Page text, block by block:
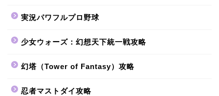
実況パワフルプロ野球
少女ウォーズ：幻想天下統一戦攻略
幻塔（Tower of Fantasy）攻略
忍者マストダイ攻略